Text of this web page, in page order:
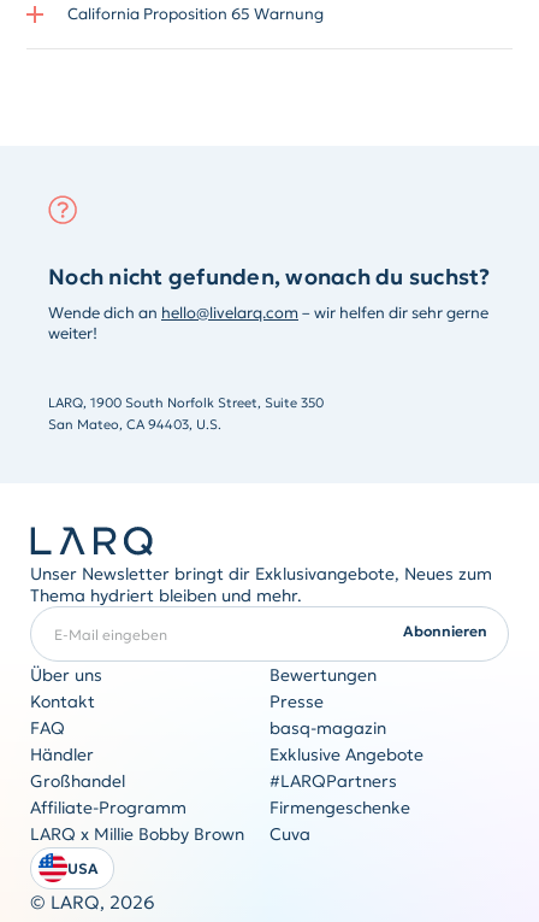
California Proposition 65 Warnung
Noch nicht gefunden, wonach du suchst?
Wende dich an hello@livelarq.com – wir helfen dir sehr gerne
weiter!
LARQ, 1900 South Norfolk Street, Suite 350
San Mateo, CA 94403, U.S.
Unser Newsletter bringt dir Exklusivangebote, Neues zum
Thema hydriert bleiben und mehr.
E-Mail eingeben
Abonnieren
Über uns
Bewertungen
Kontakt
Presse
FAQ
basq-magazin
Händler
Exklusive Angebote
Großhandel
#LARQPartners
Affiliate-Programm
Firmengeschenke
LARQ x Millie Bobby Brown
Cuva
Firmengeschenke
Originalität kommt nie aus der Mode
Angebot anfordern
USA
© LARQ, 2026